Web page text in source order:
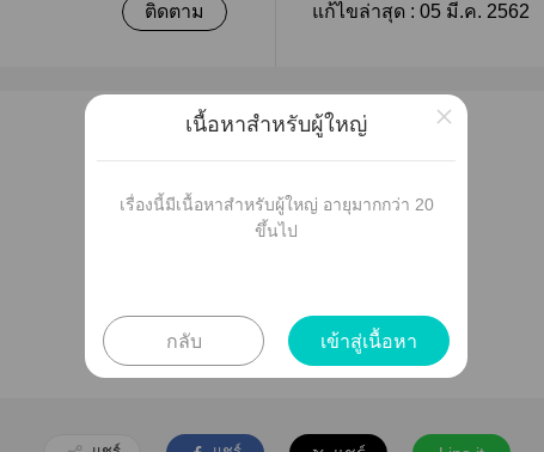
ติดตาม แก้ไขล่าสุด : 05 มี.ค. 2562
เนื้อหาสำหรับผู้ใหญ่
เรื่องนี้มีเนื้อหาสำหรับผู้ใหญ่ อายุมากกว่า 20
ขึ้นไป
กลับ เข้าสู่เนื้อหา
×